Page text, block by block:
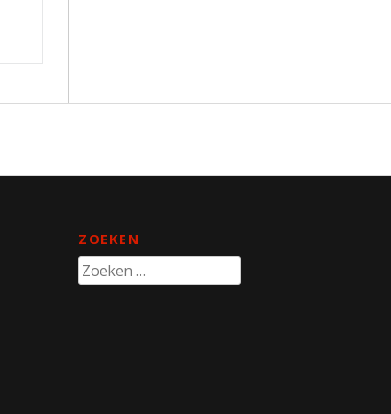
ZOEKEN
Zoeken
naar: